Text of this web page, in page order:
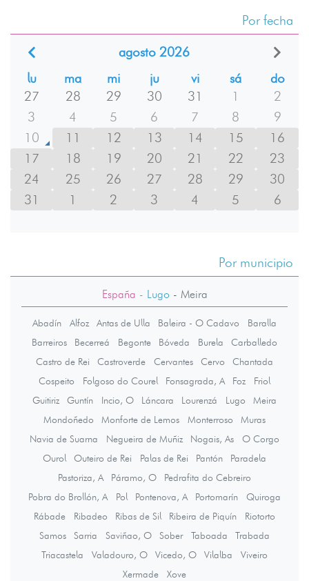
Por fecha
agosto 2026
lu
ma mi ju vi sá
do
27
28 29 30 31 1
2
3
4 5 6 7 8
9
10
11 12 13 14 15
16
17
18 19 20 21 22
23
24
25 26 27 28 29
30
31
1 2 3 4 5 6
Por municipio
España - Lugo- Meira
Abadín Alfoz Antas de Ulla Baleira - O Cadavo
Baralla
Barreiros
Becerreá Begonte Bóveda Burela
Carballedo
Castro de Rei
Castroverde Cervantes Cervo
Chantada
Cospeito
Folgoso do Courel Fonsagrada, A Foz
Friol
Guitiriz
Guntín Incio, O Láncara Lourenzá Lugo
Meira
Mondoñedo
Monforte de Lemos Monterroso
Muras
Navia de Suarna
Negueira de Muñiz Nogais, As
O Corgo
Ourol
Outeiro de Rei Palas de Rei Pantón
Paradela
Pastoriza, A
Páramo, O
Pedrafita do Cebreiro
Pobra do Brollón, A
Pol Pontenova, A Portomarín
Quiroga
Rábade
Ribadeo Ribas de Sil Ribeira de Piquín
Riotorto
Samos
Sarria Saviñao, O Sober Taboada
Trabada
Triacastela
Valadouro, O Vicedo, O Vilalba
Viveiro
Xermade
Xove